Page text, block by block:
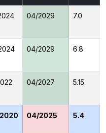
04/2029 7.0
04/2029 6.8
04/2027 5.15
04/2025 5.4